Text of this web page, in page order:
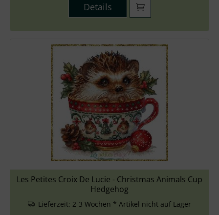
Details
Les Petites Croix De Lucie - Christmas Animals Cup
Hedgehog
Lieferzeit: 2-3 Wochen * Artikel nicht auf Lager